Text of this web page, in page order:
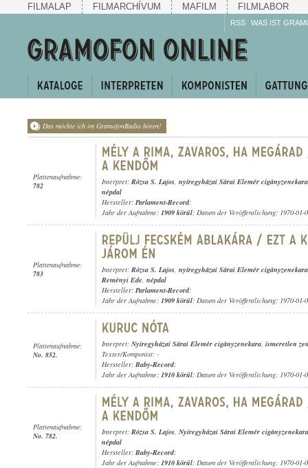
FILMALAP FILMARCHÍVUM MAFILM FILMLABOR
RSS WAS IST
Das möchte ich im GramofonRadio hören!
Plattenaufnahme:
782
Interpret: Rózsa S. Lajos, nyíregyházai Sárai Elemér cigányzenekara
népdal
Hersteller: Parlament-Record;
Jahr der Aufnahme: 1909 körül; Datum der Veröffentlichung: 1970-01-
Plattenaufnahme:
783
Interpret: Rózsa S. Lajos, nyíregyházai Sárai Elemér cigányzenekara
Reményi Ede, népdal
Hersteller: Parlament-Record;
Jahr der Aufnahme: 1909 körül; Datum der Veröffentlichung: 1970-01-
Plattenaufnahme:
No. 852.
Interpret: Nyiregyházai Sárai Elemér cigányzenekara, ismeretlen
Texter/Komponist: -
Hersteller: Baby-Record;
Jahr der Aufnahme: 1910 körül; Datum der Veröffentlichung: 1970-01-
Plattenaufnahme:
No. 782.
Interpret: Rózsa S. Lajos, Nyiregyházai Sárai Elemér cigányzenekara
népdal
Hersteller: Baby-Record;
Jahr der Aufnahme: 1910 körül; Datum der Veröffentlichung: 1970-01-